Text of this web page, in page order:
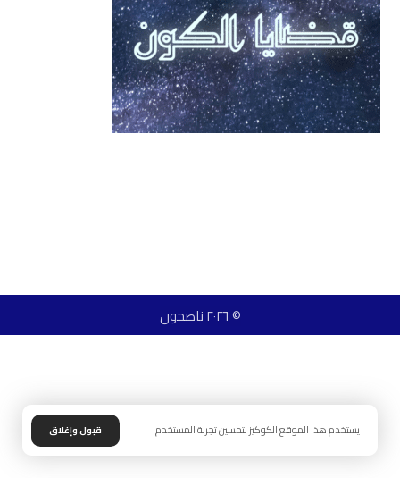
© ٢٠٢٦ ناصحون
يستخدم هذا الموقع الكوكيز لتحسين تجربة المستخدم. قبول وإغلاق